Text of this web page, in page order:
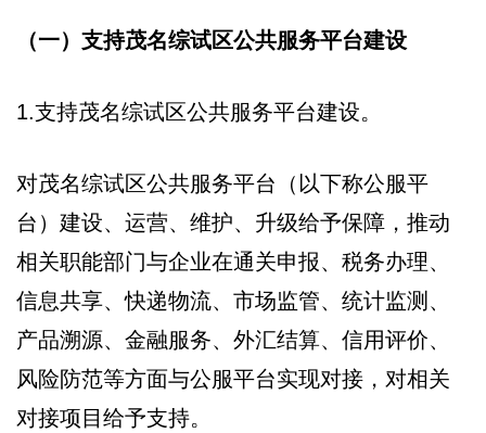
（一）支持茂名综试区公共服务平台建设
1.支持茂名综试区公共服务平台建设。
对茂名综试区公共服务平台（以下称公服平
台）建设、运营、维护、升级给予保障，推动
相关职能部门与企业在通关申报、税务办理、
信息共享、快递物流、市场监管、统计监测、
产品溯源、金融服务、外汇结算、信用评价、
风险防范等方面与公服平台实现对接，对相关
对接项目给予支持。